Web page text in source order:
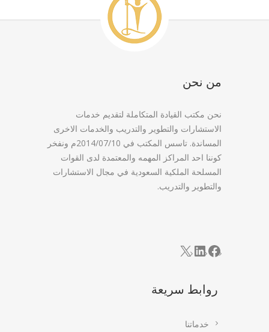
من نحن
نحن مكتب القيادة المتكاملة لتقديم خدمات
الاستشارات والتطوير والتدريب والخدمات الاخرى
المساندة. تاسس المكتب في 2014/07/10م ونفخر
كوننا احد المراكز المهمه والمعتمدة لدى القوات
المسلحة الملكية السعودية في مجال الاستشارات
والتطوير والتدريب.
Facebook
LinkedIn
X
روابط سريعة
خدماتنا